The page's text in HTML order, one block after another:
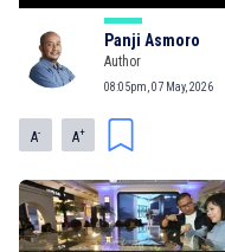
Panji Asmoro
Author
08:05pm, 07 May, 2026
A- A+